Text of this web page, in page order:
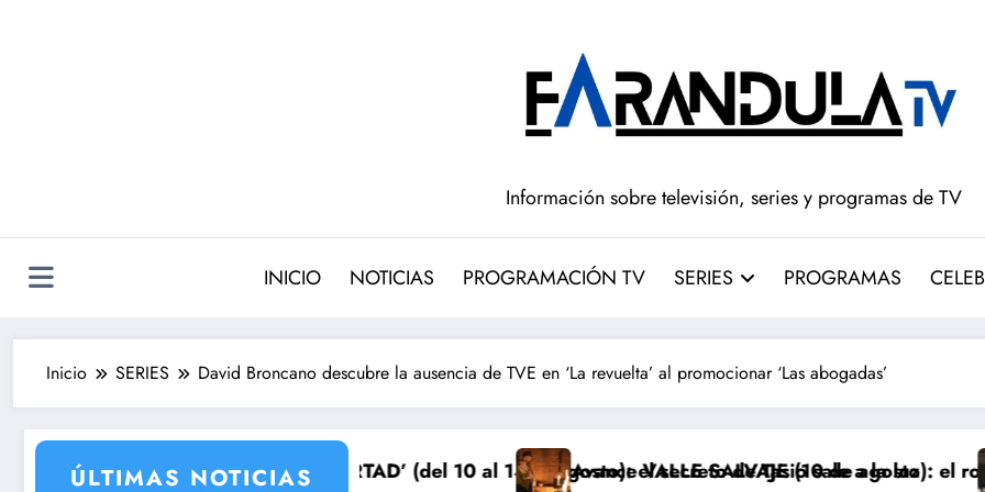
Información sobre televisión, series y programas de TV
INICIO NOTICIAS PROGRAMACIÓN TV SERIES PROGRAMAS
Inicio SERIES David Broncano descubre la ausencia de TVE en ‘La revuelta’ al promocionar ‘Las abogadas’
ÚLTIMAS NOTICIAS
su venganza
DE LIBERTAD’ (del 10 al 14de agosto): el secreto de Tasio sale a la luz
Avance VALLE SALVAJE (10 de agosto): el robo de los bebés sale a la
Avance ‘LA